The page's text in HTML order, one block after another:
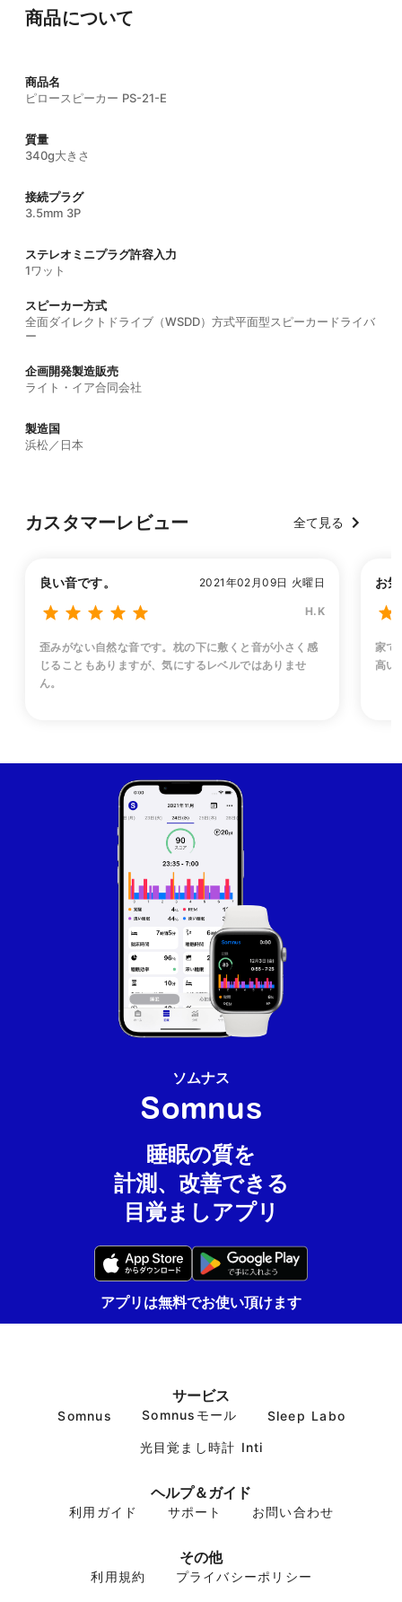
商品について
商品名
ピロースピーカー PS-21-E
質量
340g大きさ
接続プラグ
3.5mm 3P
ステレオミニプラグ許容入力
1ワット
スピーカー方式
全面ダイレクトドライブ（WSDD）方式平面型スピーカードライバ
ー
企画開発製造販売
ライト・イア合同会社
製造国
浜松／日本
カスタマーレビュー 全て見る
良い音です。 2021年02月09日 火曜日
H.K
歪みがない自然な音です。枕の下に敷くと音が小さく感
じることもありますが、気にするレベルではありませ
ん。
お
家で
高い
ソムナス
Somnus
睡眠の質を
計測、改善できる
目覚ましアプリ
アプリは無料でお使い頂けます
サービス
Somnus Somnusモール Sleep Labo
光目覚まし時計 Inti
ヘルプ＆ガイド
利用ガイド サポート お問い合わせ
その他
利用規約 プライバシーポリシー